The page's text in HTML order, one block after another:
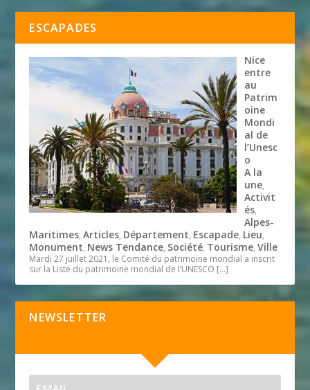
ESCAPADES
Nice
entre
au
Patrim
oine
Mondi
al de
l’Unesc
o
A la
une,
Activit
és,
Alpes-
Maritimes,Articles, Département, Escapade, Lieu,
Monument, News Tendance, Société, Tourisme,Ville
Mardi 27 juillet 2021, le Comité du patrimoine mondial a inscrit
sur la Liste du patrimoine mondial de l’UNESCO […]
NEWSLETTER